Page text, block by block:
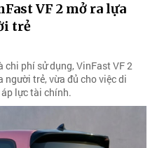
VF 2 mở ra lựa
trẻ
chi phí sử dụng, VinFast VF 2
trẻ, vừa đủ cho việc di
lực tài chính.